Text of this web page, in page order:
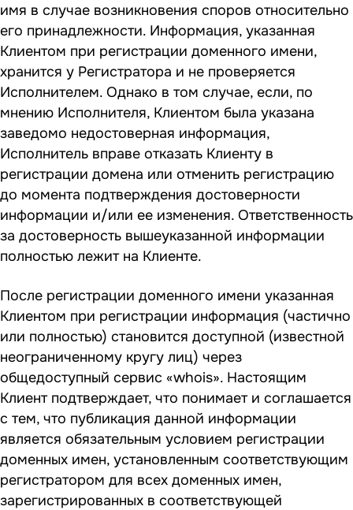
имя в случае возникновения споров относительно
его принадлежности. Информация, указанная
Клиентом при регистрации доменного имени,
хранится у Регистратора и не проверяется
Исполнителем. Однако в том случае, если, по
мнению Исполнителя, Клиентом была указана
заведомо недостоверная информация,
Исполнитель вправе отказать Клиенту в
регистрации домена или отменить регистрацию
до момента подтверждения достоверности
информации и/или ее изменения. Ответственность
за достоверность вышеуказанной информации
полностью лежит на Клиенте.
После регистрации доменного имени указанная
Клиентом при регистрации информация (частично
или полностью) становится доступной (известной
неограниченному кругу лиц) через
общедоступный сервис «whois». Настоящим
Клиент подтверждает, что понимает и соглашается
с тем, что публикация данной информации
является обязательным условием регистрации
доменных имен, установленным соответствующим
регистратором для всех доменных имен,
зарегистрированных в соответствующей